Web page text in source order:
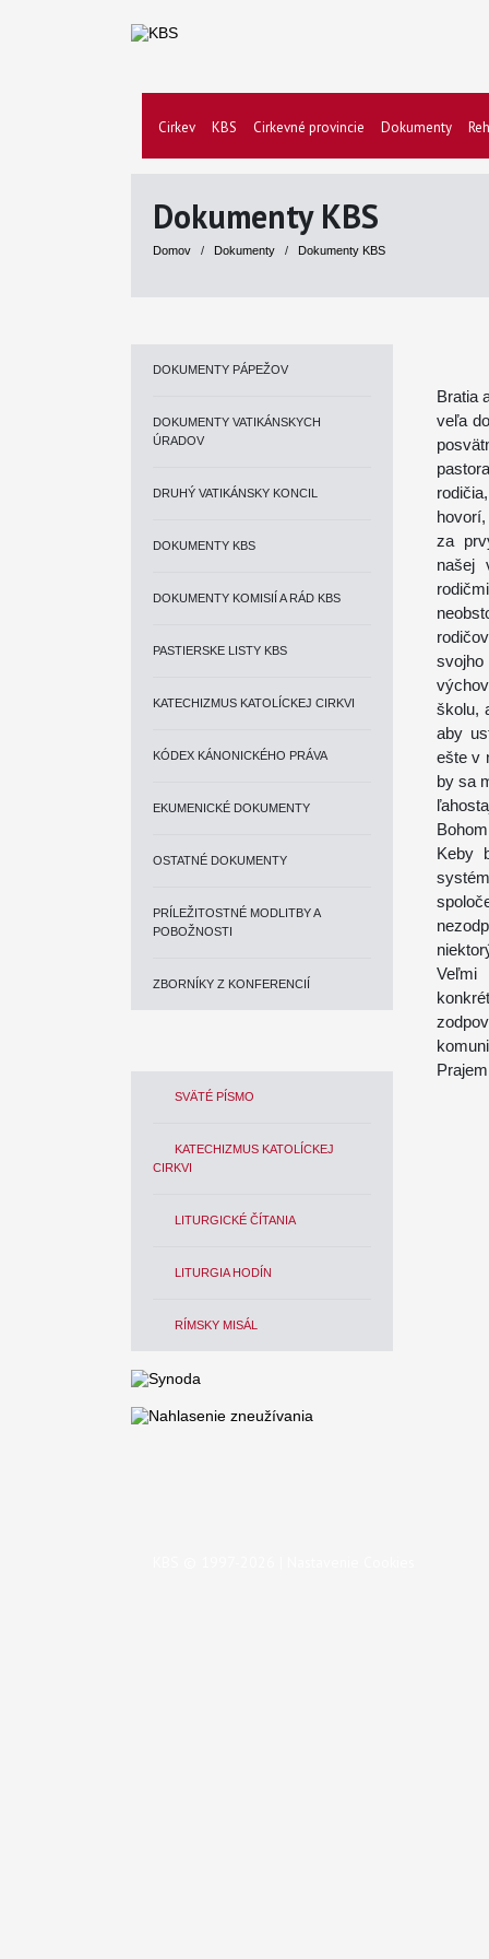
Cirkev KBS Cirkevné provincie Dokumenty
Dokumenty KBS
Domov / Dokumenty / Dokumenty KBS
DOKUMENTY PÁPEŽOV
DOKUMENTY VATIKÁNSKYCH
ÚRADOV
DRUHÝ VATIKÁNSKY KONCIL
DOKUMENTY KBS
DOKUMENTY KOMISIÍ A RÁD KBS
PASTIERSKE LISTY KBS
KATECHIZMUS KATOLÍCKEJ CIRKVI
KÓDEX KÁNONICKÉHO PRÁVA
EKUMENICKÉ DOKUMENTY
OSTATNÉ DOKUMENTY
PRÍLEŽITOSTNÉ MODLITBY A
POBOŽNOSTI
ZBORNÍKY Z KONFERENCIÍ
SVÄTÉ PÍSMO
KATECHIZMUS KATOLÍCKEJ
CIRKVI
LITURGICKÉ ČÍTANIA
LITURGIA HODÍN
RÍMSKY MISÁL
Bratia
veľa
za
našej
školu,
aby
ešte v
by sa
Keby
Veľmi